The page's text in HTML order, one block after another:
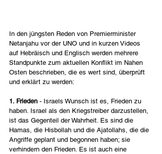
In den jüngsten Reden von Premierminister
Netanjahu vor der UNO und in kurzen Videos
auf Hebräisch und Englisch werden mehrere
Standpunkte zum aktuellen Konflikt im Nahen
Osten beschrieben, die es wert sind, überprüft
und erklärt zu werden:
1. Frieden - Israels Wunsch ist es, Frieden zu
haben. Israel als den Kriegstreiber darzustellen,
ist das Gegenteil der Wahrheit. Es sind die
Hamas, die Hisbollah und die Ajatollahs, die die
Angriffe geplant und begonnen haben; sie
verhindern den Frieden. Es ist auch eine